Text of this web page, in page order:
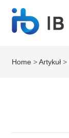
Home >Artykuł >